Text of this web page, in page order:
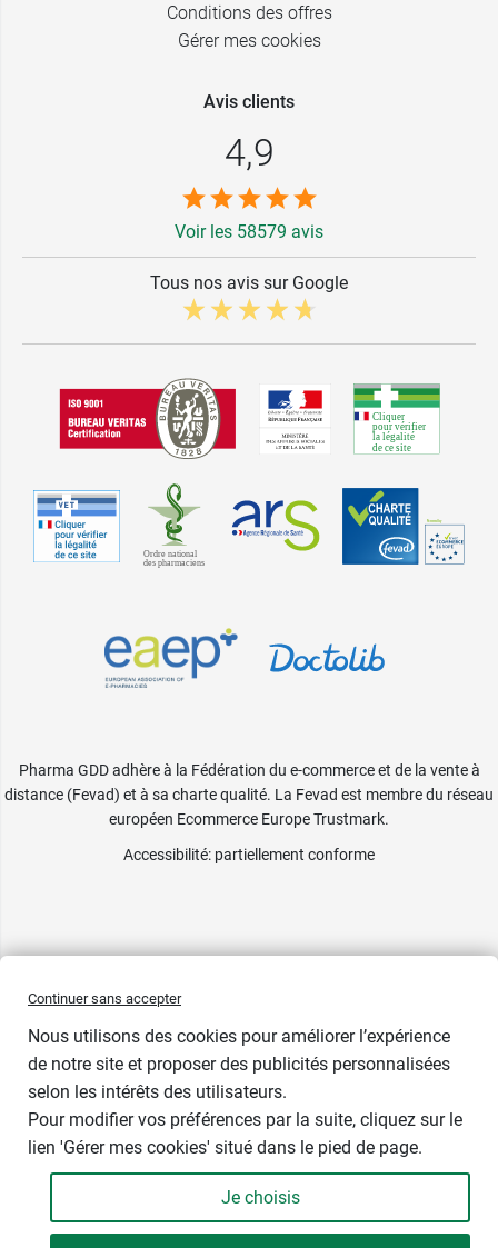
Contenance
- +
Conditions des offres
Gérer mes cookies
Avis clients
4,9
Voir les 58579 avis
Tous nos avis sur Google
Pharma GDD adhère à la Fédération du e-commerce et de la vente à
distance (Fevad) et à sa charte qualité. La Fevad est membre du réseau
européen Ecommerce Europe Trustmark.
Accessibilité: partiellement conforme
Continuer sans accepter
Nous utilisons des cookies pour améliorer l’expérience
de notre site et proposer des publicités personnalisées
selon les intérêts des utilisateurs.
Pour modifier vos préférences par la suite, cliquez sur le
lien 'Gérer mes cookies' situé dans le pied de page.
Je choisis